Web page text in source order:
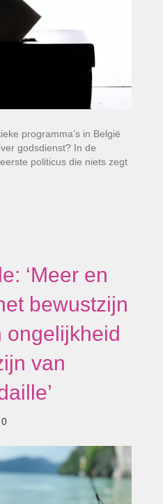
programma’s in België
godsdienst? In de
politicus die niets zegt
‘Meer en
bewustzijn
ongelijkheid
van
0